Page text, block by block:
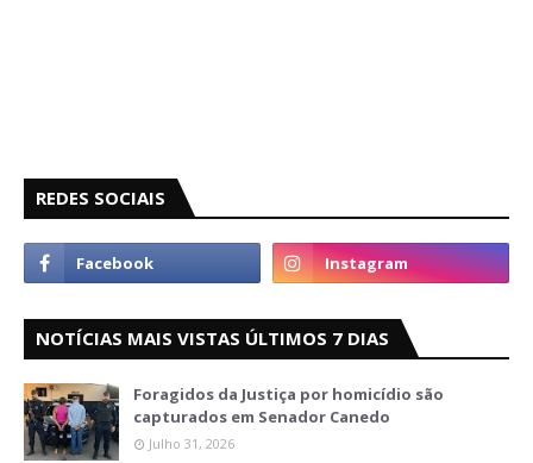
REDES SOCIAIS
NOTÍCIAS MAIS VISTAS ÚLTIMOS 7 DIAS
Foragidos da Justiça por homicídio são
capturados em Senador Canedo
Julho 31, 2026